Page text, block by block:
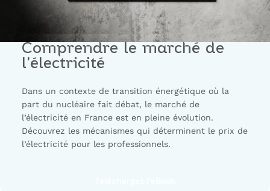
Comprendre le marché de
l’électricité
Dans un contexte de transition énergétique où la
part du nucléaire fait débat, le marché de
l’électricité en France est en pleine évolution.
Découvrez les mécanismes qui déterminent le prix de
l’électricité pour les professionnels.